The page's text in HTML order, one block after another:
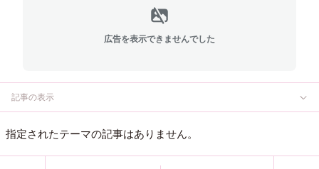
広告を表示できませんでした
記事の表示
指定されたテーマの記事はありません。